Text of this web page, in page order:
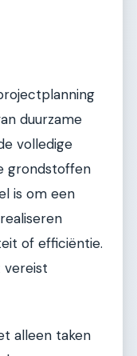
duurzame
volledige
grondstoffen
is om een
of efficiëntie.
alleen taken